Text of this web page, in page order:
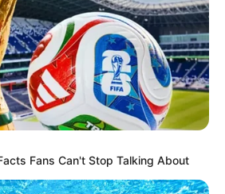
schönsten Burgen Deutschlands,
bereits seit mehr als 800 Jahren
der Grafen von Eltz befindet und
wurde.
mit ihren beiden Bergfrieden
Weinberg oberhalb von Alken, in
Fans Can't Stop Talking About